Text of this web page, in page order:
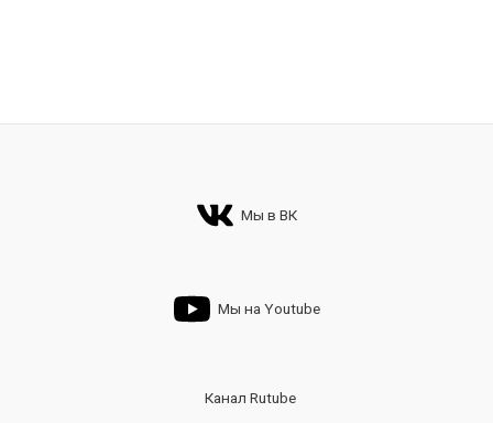
Мы в ВК
Мы на Youtube
Канал Rutube